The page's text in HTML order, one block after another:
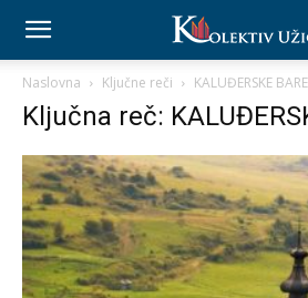
Naslovna Ključne reči KALUĐERSKE BARE
Ključna reč: